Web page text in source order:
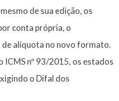
de sua edição, os
conta própria, o
alíquota no novo formato.
ICMS nº 93/2015, os estados
o Difal dos